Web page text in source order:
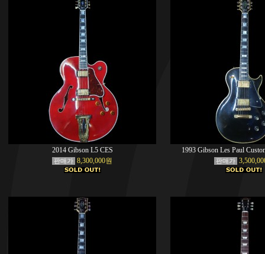
2014 Gibson L5 CES
판매가 8,300,000원
1993 Gibson Les Paul
판매가